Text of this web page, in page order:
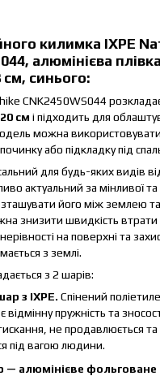
килимка IXPE
алюмінієва
см, синього:
CNK2450WS044
см і підходить для
можна
або підкладку під
для будь-яких видів
актуальний за мінливої та
його між землею та
знизити швидкість
на поверхні та
з землі.
з 2 шарів:
з IXPE. Спінений
відмінну пружність та
не продавлюється та
під вагою людини.
— алюмінієве фольговане